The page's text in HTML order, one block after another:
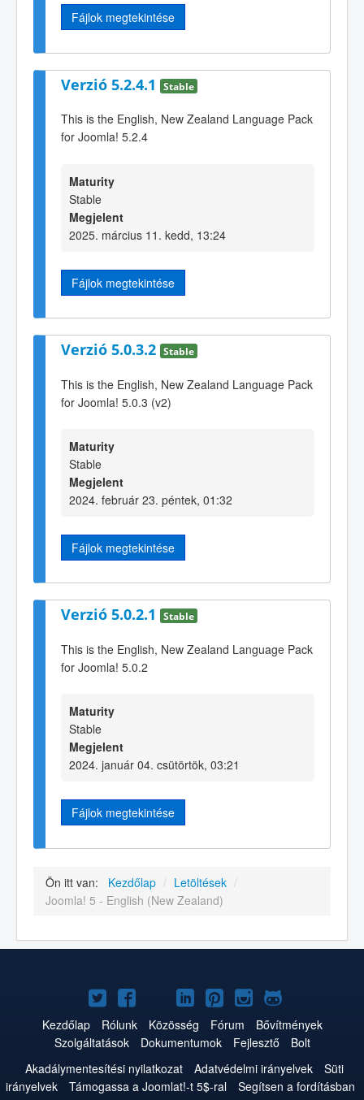
Fájlok megtekintése
Verzió 5.2.4.1 Stable
This is the English, New Zealand Language Pack
for Joomla! 5.2.4
Maturity
Stable
Megjelent
2025. március 11. kedd, 13:24
Fájlok megtekintése
Verzió 5.0.3.2 Stable
This is the English, New Zealand Language Pack
for Joomla! 5.0.3 (v2)
Maturity
Stable
Megjelent
2024. február 23. péntek, 01:32
Fájlok megtekintése
Verzió 5.0.2.1 Stable
This is the English, New Zealand Language Pack
for Joomla! 5.0.2
Maturity
Stable
Megjelent
2024. január 04. csütörtök, 03:21
Fájlok megtekintése
Ön itt van: Kezdőlap / Letöltések /
Joomla! 5 - English (New Zealand)
Joomla!
a
Twitteren
Joomla!
a
Facebookon
Joomla!
a
YouTube-
on
Joomla!
a
LinkedInen
Joomla!
a
Pinteresten
Joomla!
az
Instagramon
Joomla!
a
GitHub-
on
Kezdőlap Rólunk Közösség Fórum
Bővítmények
Szolgáltatások
Dokumentumok Fejlesztő
Bolt
Akadálymentesítési nyilatkozat
Adatvédelmi irányelvek
Süti
irányelvek
Támogassa a Joomlat!-t 5$-ral
Segítsen a fordításban